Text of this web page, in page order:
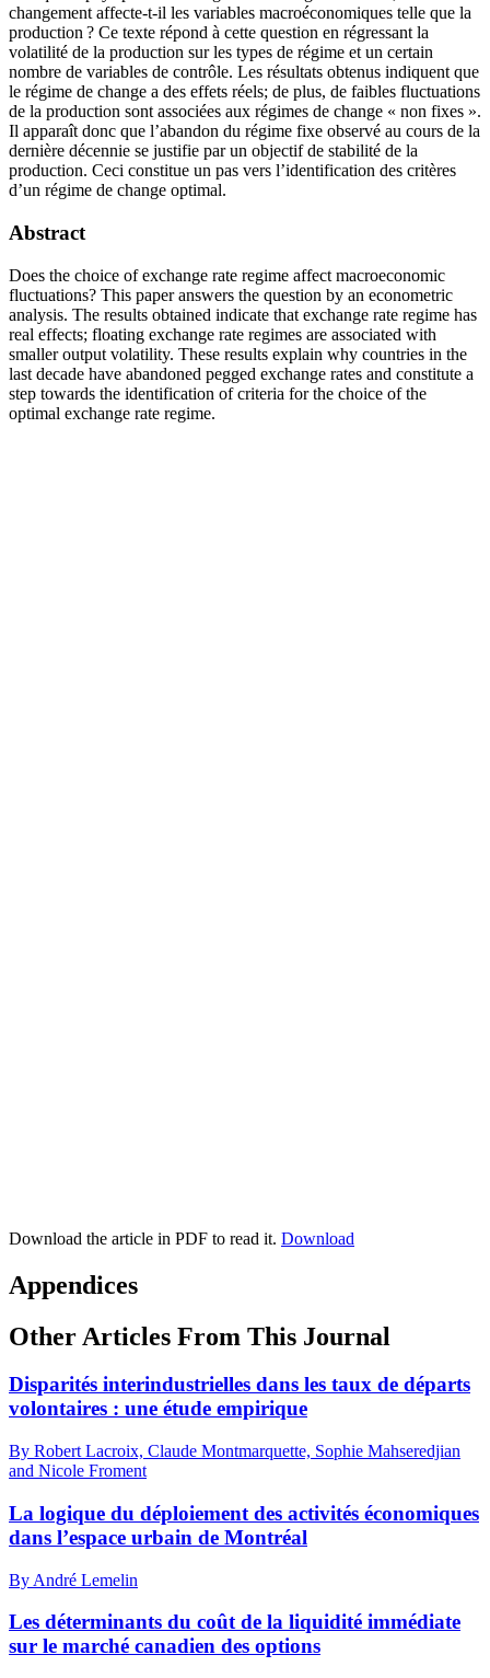
changement affecte-t-il les variables macroéconomiques telle que la
production ? Ce texte répond à cette question en régressant la
volatilité de la production sur les types de régime et un certain
nombre de variables de contrôle. Les résultats obtenus indiquent que
le régime de change a des effets réels; de plus, de faibles fluctuations
de la production sont associées aux régimes de change « non fixes ».
Il apparaît donc que l’abandon du régime fixe observé au cours de la
dernière décennie se justifie par un objectif de stabilité de la
production. Ceci constitue un pas vers l’identification des critères
d’un régime de change optimal.
Abstract
Does the choice of exchange rate regime affect macroeconomic
fluctuations? This paper answers the question by an econometric
analysis. The results obtained indicate that exchange rate regime has
real effects; floating exchange rate regimes are associated with
smaller output volatility. These results explain why countries in the
last decade have abandoned pegged exchange rates and constitute a
step towards the identification of criteria for the choice of the
optimal exchange rate regime.
Download the article in PDF to read it. Download
Appendices
Other Articles From This Journal
Disparités interindustrielles dans les taux de départs
volontaires : une étude empirique
By Robert Lacroix, Claude Montmarquette, Sophie Mahseredjian
and Nicole Froment
La logique du déploiement des activités économiques
dans l’espace urbain de Montréal
By André Lemelin
Les déterminants du coût de la liquidité immédiate
sur le marché canadien des options